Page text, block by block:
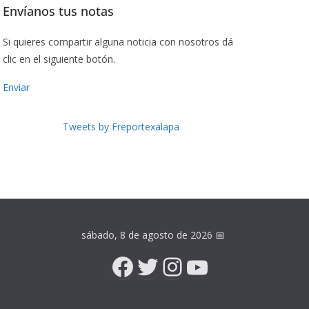
Envíanos tus notas
Si quieres compartir alguna noticia con nosotros dá
clic en el siguiente botón.
Enviar
Tweets by Freportexalapa
sábado, 8 de agosto de 2026 📅
Facebook
Twitter
Instagram
YouTube